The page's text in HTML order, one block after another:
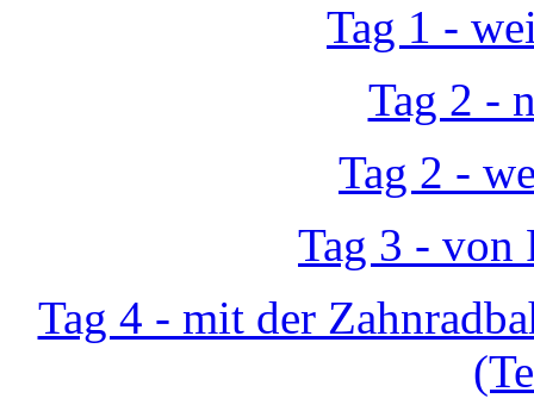
Tag 1 -
Tag 2 -
Tag 2 -
Tag 3 - von
Tag 4 - mit der